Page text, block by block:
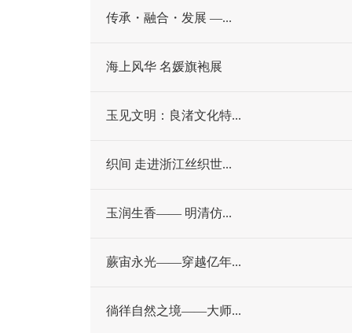
传承・融合・发展 —...
海上风华 名媛旗袍展
玉见文明：良渚文化特...
织间 走进浙江丝织世...
玉润生香—— 明清仿...
蕨宙永光——穿越亿年...
徜徉自然之境——大师...